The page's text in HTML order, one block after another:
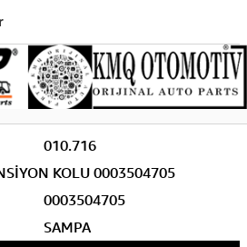
010.716
0003504705
KOLU 0003504705
SAMPA